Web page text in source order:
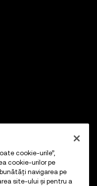
cookie-urile”,
cookie-urilor pe
navigarea pe
site-ului și pentru a